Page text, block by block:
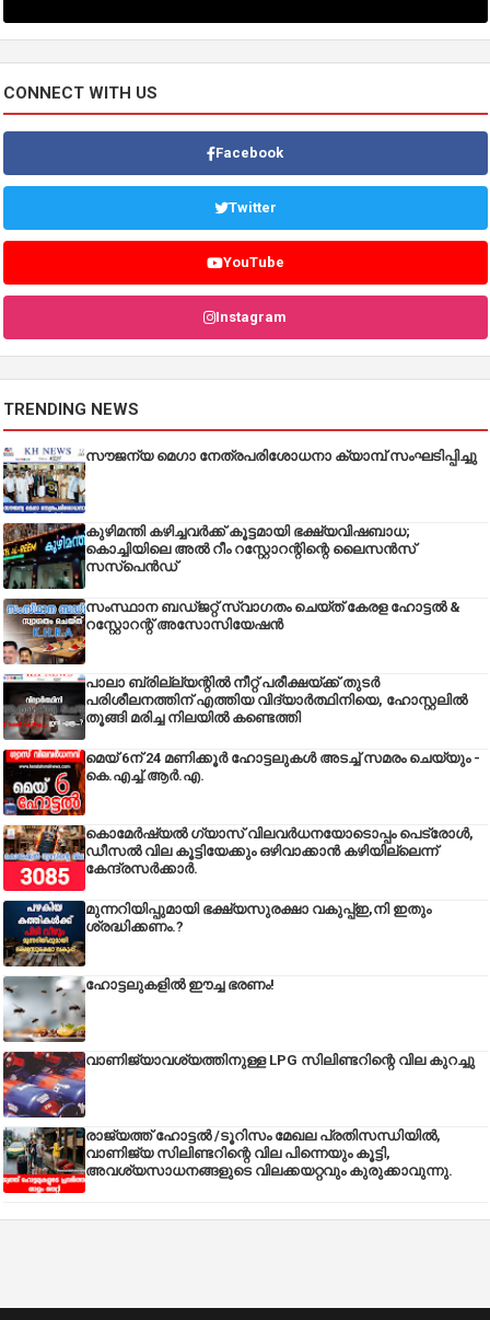
CONNECT WITH US
Facebook
Twitter
YouTube
Instagram
TRENDING NEWS
സൗജന്യ മെഗാ നേത്രപരിശോധനാ ക്യാമ്പ് സംഘടിപ്പിച്ചു
കുഴിമന്തി കഴിച്ചവർക്ക് കൂട്ടമായി ഭക്ഷ്യവിഷബാധ;
കൊച്ചിയിലെ അൽ റീം റസ്റ്റോറന്റിന്റെ ലൈസൻസ്
സസ്പെൻഡ്
സംസ്ഥാന ബഡ്‌ജറ്റ് സ്വാഗതം ചെയ്ത് കേരള ഹോട്ടൽ &
റസ്റ്റോറന്റ് അസോസിയേഷൻ
പാലാ ബ്രില്ല്യന്റിൽ നീറ്റ് പരീക്ഷയ്ക്ക് തുടർ
പരിശീലനത്തിന് എത്തിയ വിദ്യാർത്ഥിനിയെ, ഹോസ്റ്റലിൽ
തൂങ്ങി മരിച്ച നിലയിൽ കണ്ടെത്തി
മെയ് 6ന് 24 മണിക്കൂർ ഹോട്ടലുകൾ അടച്ച് സമരം ചെയ്യും -
കെ.എച്ച്.ആർ.എ.
കൊമേർഷ്യൽ ഗ്യാസ് വിലവർധനയോടൊപ്പം പെട്രോൾ,
ഡീസല്‍ വില കൂട്ടിയേക്കും ഒഴിവാക്കാന്‍ കഴിയില്ലെന്ന്
കേന്ദ്രസര്‍ക്കാര്‍.
മുന്നറിയിപ്പുമായി ഭക്ഷ്യസുരക്ഷാ വകുപ്പ്ഇ,നി ഇതും
ശ്രദ്ധിക്കണം.?
ഹോട്ടലുകളിൽ ഈച്ച ഭരണം!
വാണിജ്യാവശ്യത്തിനുള്ള LPG സിലിണ്ടറിന്റെ വില കുറച്ചു
രാജ്യത്ത് ഹോട്ടൽ /ടൂറിസം മേഖല പ്രതിസന്ധിയിൽ,
വാണിജ്യ സിലിണ്ടറിന്റെ വില പിന്നെയും കൂട്ടി,
അവശ്യസാധനങ്ങളുടെ വിലക്കയറ്റവും കുരുക്കാവുന്നു.